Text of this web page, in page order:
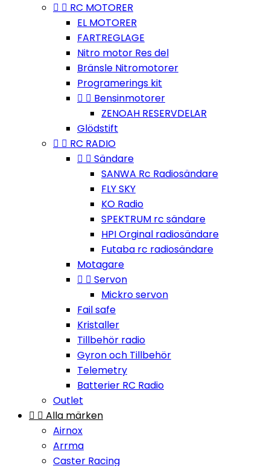
  RC MOTORER
EL MOTORER
FARTREGLAGE
Nitro motor Res del
Bränsle Nitromotorer
Programerings kit
  Bensinmotorer
ZENOAH RESERVDELAR
Glödstift
  RC RADIO
  Sändare
SANWA Rc Radiosändare
FLY SKY
KO Radio
SPEKTRUM rc sändare
HPI Orginal radiosändare
Futaba rc radiosändare
Motagare
  Servon
Mickro servon
Fail safe
Kristaller
Tillbehör radio
Gyron och Tillbehör
Telemetry
Batterier RC Radio
Outlet
  Alla märken
Airnox
Arrma
Caster Racing